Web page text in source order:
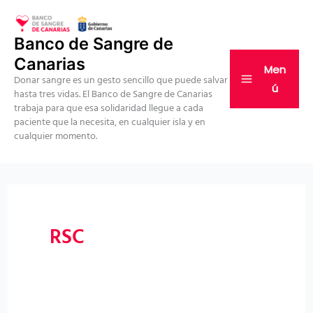
contenido
Banco de Sangre de
Canarias
Donar sangre es un gesto sencillo que puede salvar
hasta tres vidas. El Banco de Sangre de Canarias
trabaja para que esa solidaridad llegue a cada
paciente que la necesita, en cualquier isla y en
cualquier momento.
Men
ú
RSC